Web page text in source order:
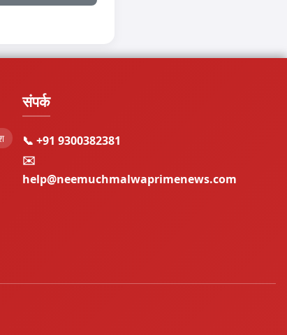
संपर्क
📞 +91 9300382381
✉️
help@neemuchmalwaprimenews.com